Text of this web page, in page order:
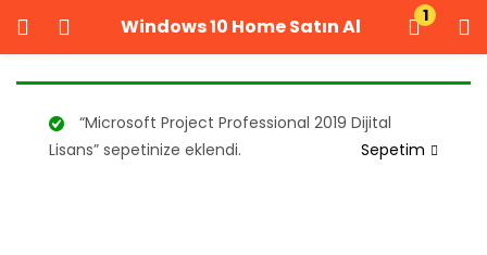
Windows 10 Home Satın Al 1
GIRIŞ YAP KAYIT OL
Kullanıcı adınızı ve şifrenizi girin.
“Microsoft Project Professional 2019 Dijital
Lisans” sepetinize eklendi.
Sepetim